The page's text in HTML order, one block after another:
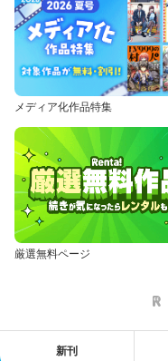
メディア化作品特集
厳選無料ページ
新刊